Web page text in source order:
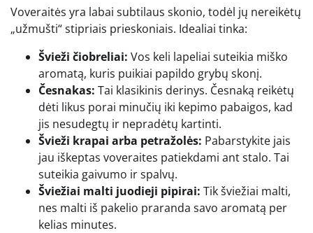
Voveraitės yra labai subtilaus skonio, todėl jų nereikėtų
„užmušti“ stipriais prieskoniais. Idealiai tinka:
Švieži čiobreliai: Vos keli lapeliai suteikia miško
aromatą, kuris puikiai papildo grybų skonį.
Česnakas: Tai klasikinis derinys. Česnaką reikėtų
dėti likus porai minučių iki kepimo pabaigos, kad
jis nesudegtų ir nepradėtų kartinti.
Švieži krapai arba petražolės: Pabarstykite jais
jau iškeptas voveraites patiekdami ant stalo. Tai
suteikia gaivumo ir spalvų.
Šviežiai malti juodieji pipirai: Tik šviežiai malti,
nes malti iš pakelio praranda savo aromatą per
kelias minutes.